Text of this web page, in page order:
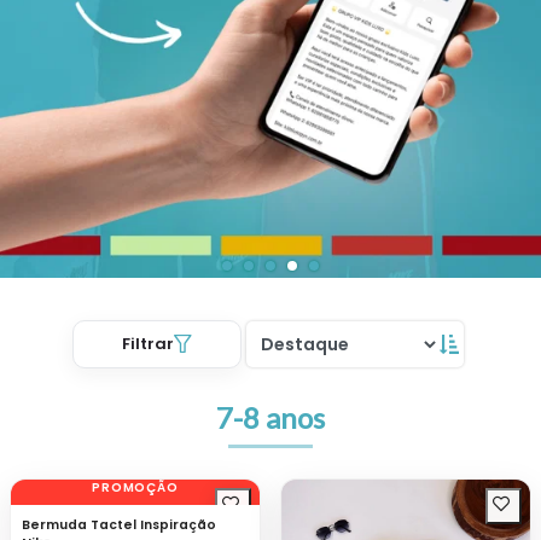
Filtrar
7-8 anos
PROMOÇÃO
Bermuda Tactel Inspiração